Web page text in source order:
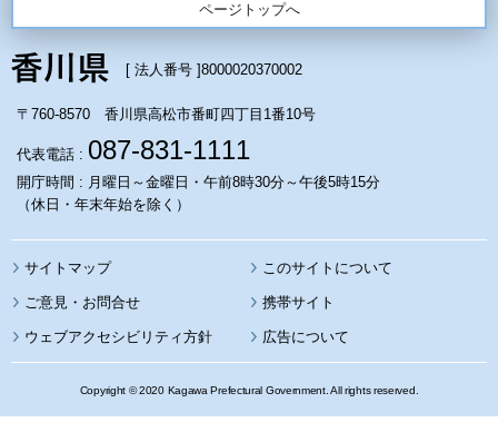
ページトップへ
[ 法人番号 ]8000020370002
〒760-8570 香川県高松市番町四丁目1番10号
代表電話 : 087-831-1111
開庁時間 : 月曜日～金曜日・午前8時30分～午後5時15分
（休日・年末年始を除く）
サイトマップ このサイトについて
携帯サイト
ウェブアクセシビリティ方針 広告について
Copyright © 2020 Kagawa Prefectural Government. All rights reserved.